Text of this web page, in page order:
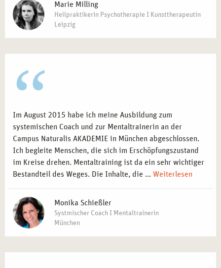
Marie Milling
Heilpraktikerin Psychotherapie I Kunsttherapeutin
Leipzig
Im August 2015 habe ich meine Ausbildung zum
systemischen Coach und zur Mentaltrainerin an der
Campus Naturalis AKADEMIE in München abgeschlossen.
Ich begleite Menschen, die sich im Erschöpfungszustand
im Kreise drehen. Mentaltraining ist da ein sehr wichtiger
Bestandteil des Weges. Die Inhalte, die ... Weiterlesen
Monika Schießler
Systmischer Coach I Mentaltrainerin
München